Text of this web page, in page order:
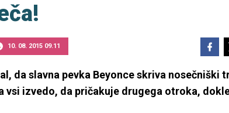
10. 08. 2015 09.11
da slavna pevka Beyonce skriva nosečniški
vsi izvedo, da pričakuje drugega otroka,